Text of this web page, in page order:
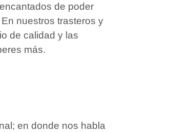
de poder
nuestros trasteros y
de calidad y las
más.
en donde nos habla